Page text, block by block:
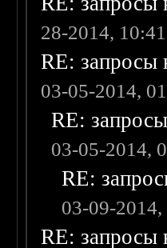
28-2014,
RE: запросы
03-05-2014,
RE:
03-05-2014,
RE:
03-09-
RE: запросы